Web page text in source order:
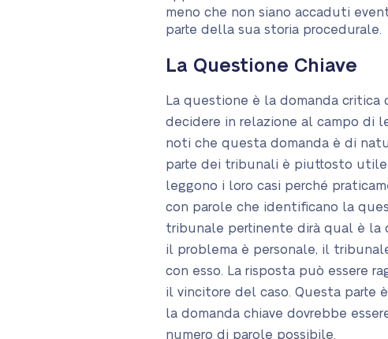
meno che non siano accaduti
parte della sua storia procedurale.
La Questione Chiave
La questione è la domanda critica
decidere in relazione al campo di
noti che questa domanda è di
parte dei tribunali è piuttosto utile
leggono i loro casi perché
con parole che identificano la
tribunale pertinente dirà qual è la
il problema è personale, il
con esso. La risposta può essere
il vincitore del caso. Questa parte
la domanda chiave dovrebbe
numero di parole possibile.